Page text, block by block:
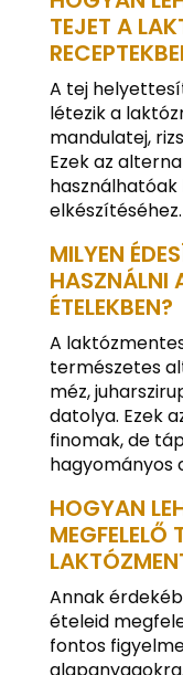
TEJET A
A tej
létezik a
mandulatej,
Ezek az
elkészítéséhez.
MILYEN
HASZNÁLNI
ÉTELEKBEN?
A
természetes
méz,
datolya. Ezek
finomak, de
hagyományos
HOGYAN
MEGFELELŐ
Annak
ételeid
fontos